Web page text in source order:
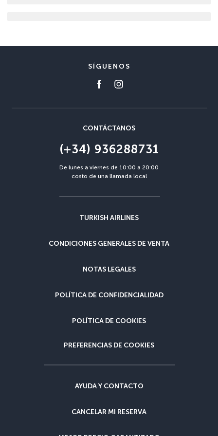
SÍGUENOS
CONTÁCTANOS
(+34) 936288731
De lunes a viernes de 10:00 a 20:00
costo de una llamada local
TURKISH AIRLINES
CONDICIONES GENERALES DE VENTA
NOTAS LEGALES
POLÍTICA DE CONFIDENCIALIDAD
POLÍTICA DE COOKIES
PREFERENCIAS DE COOKIES
AYUDA Y CONTACTO
CANCELAR MI RESERVA